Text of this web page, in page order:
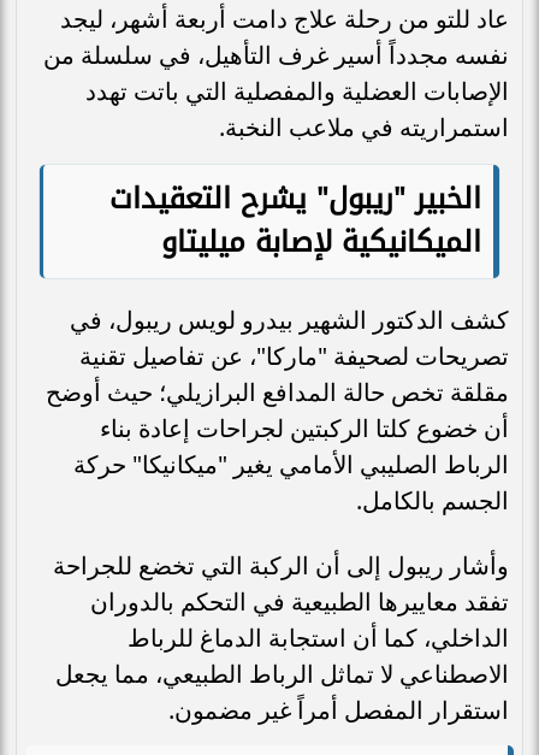
عاد للتو من رحلة علاج دامت أربعة أشهر، ليجد
نفسه مجدداً أسير غرف التأهيل، في سلسلة من
الإصابات العضلية والمفصلية التي باتت تهدد
استمراريته في ملاعب النخبة.
الخبير "ريبول" يشرح التعقيدات
الميكانيكية لإصابة ميليتاو
كشف الدكتور الشهير بيدرو لويس ريبول، في
تصريحات لصحيفة "ماركا"، عن تفاصيل تقنية
مقلقة تخص حالة المدافع البرازيلي؛ حيث أوضح
أن خضوع كلتا الركبتين لجراحات إعادة بناء
الرباط الصليبي الأمامي يغير "ميكانيكا" حركة
الجسم بالكامل.
وأشار ريبول إلى أن الركبة التي تخضع للجراحة
تفقد معاييرها الطبيعية في التحكم بالدوران
الداخلي، كما أن استجابة الدماغ للرباط
الاصطناعي لا تماثل الرباط الطبيعي، مما يجعل
استقرار المفصل أمراً غير مضمون.